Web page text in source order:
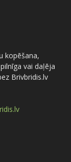
kopēšana,
vai daļēja
Brivbridis.lv